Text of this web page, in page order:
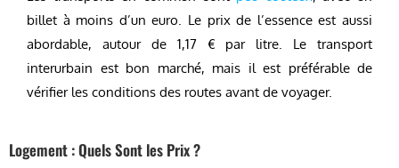
billet à moins d’un euro. Le prix de l’essence est aussi
abordable, autour de 1,17 € par litre. Le transport
interurbain est bon marché, mais il est préférable de
vérifier les conditions des routes avant de voyager.
Logement : Quels Sont les Prix ?